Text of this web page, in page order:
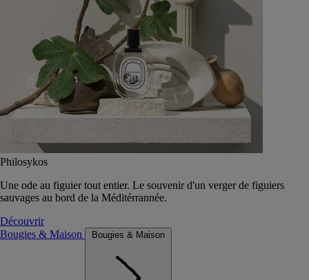
Philosykos
Une ode au figuier tout entier. Le souvenir d'un verger de figuiers
sauvages au bord de la Méditérrannée.
Découvrir
Bougies & Maison
Bougies & Maison